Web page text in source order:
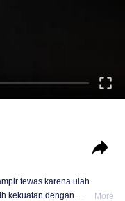
tewas karena ulah
kekuatan dengan
More